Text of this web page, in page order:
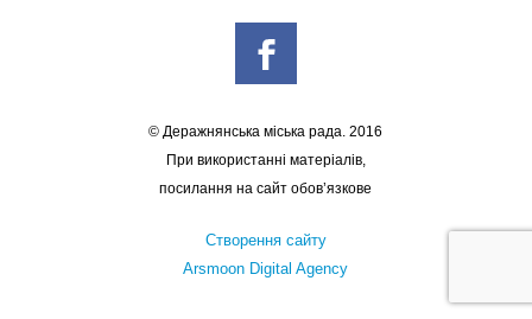
© Деражнянська міська рада. 2016
При використанні матеріалів,
посилання на сайт обов’язкове
Створення сайту
Arsmoon Digital Agency